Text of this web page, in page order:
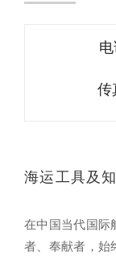
传
海运工具及
在中国当代国际
者、奉献者，始